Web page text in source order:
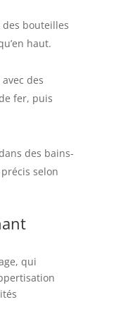
bouteilles
haut.
des
fer, puis
des bains-
selon
qui